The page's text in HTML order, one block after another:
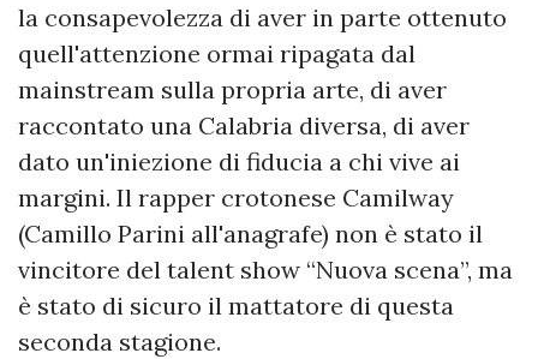
la consapevolezza di aver in parte ottenuto
quell'attenzione ormai ripagata dal
mainstream sulla propria arte, di aver
raccontato una Calabria diversa, di aver
dato un'iniezione di fiducia a chi vive ai
margini. Il rapper crotonese Camilway
(Camillo Parini all'anagrafe) non è stato il
vincitore del talent show “Nuova scena”, ma
è stato di sicuro il mattatore di questa
seconda stagione.